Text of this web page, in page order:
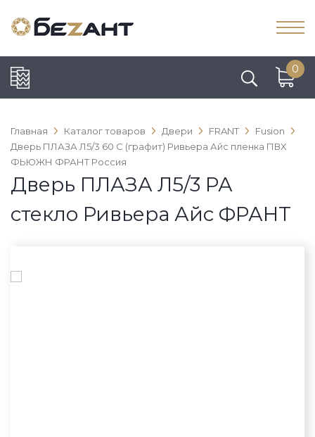
0
Главная Каталог товаров Двери FRANT
Fusion
Дверь ПЛАЗА Л5/3 60 С (графит) Ривьера Айс пленка ПВХ
ФЬЮЖН ФРАНТ Россия
Дверь ПЛАЗА Л5/3 РА
стекло Ривьера Айс ФРАНТ